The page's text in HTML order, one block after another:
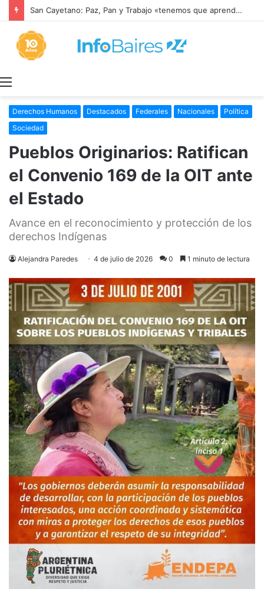
San Cayetano: Paz, Pan y Trabajo «tenemos que aprender a dialogar y a tratarnos bien» Mons. García Cuerva
Derechos Humanos Destacados Federales Nacionales
Política
Sociedad
Pueblos Originarios: Ratifican
el Convenio 169 de la OIT ante
el Estado
Avance en el reconocimiento y protección de los
derechos Indígenas
Alejandra Paredes 4 de julio de 2026 0 1 minuto de lectura